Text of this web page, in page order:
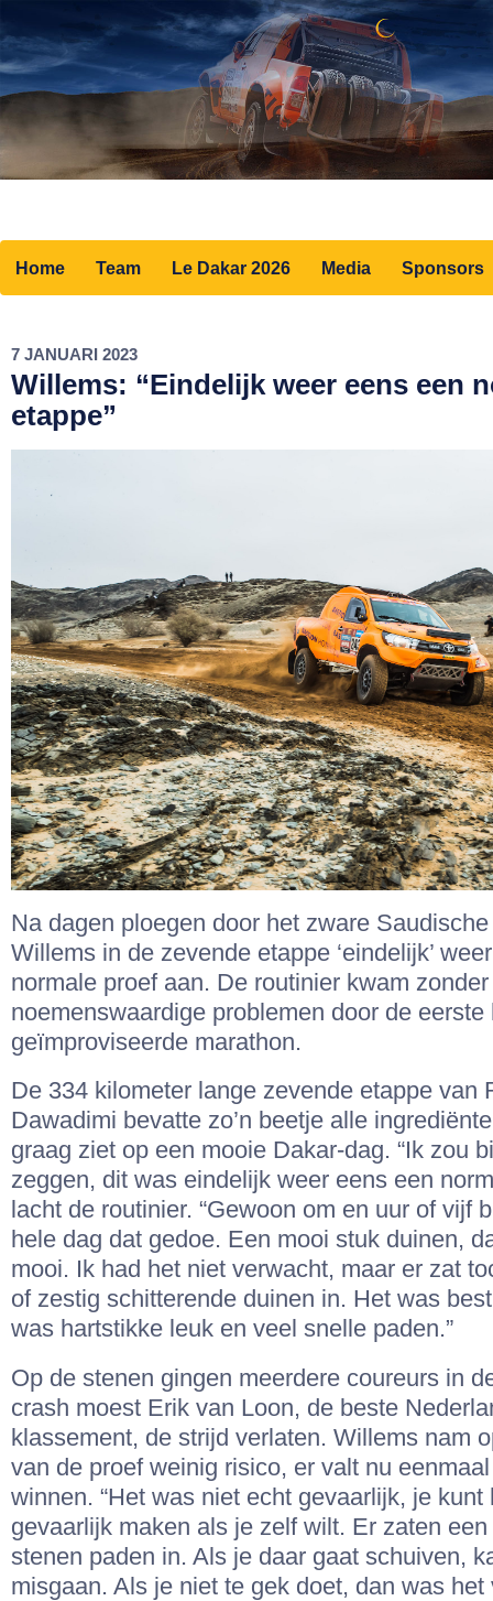
Home Team Le Dakar 2026 Media Sponsors
7 JANUARI 2023
Willems: “Eindelijk weer eens een
etappe”
Na dagen ploegen door het zware
Willems in de zevende etappe ‘eindelijk’
normale proef aan. De routinier kwam zonder
noemenswaardige problemen door de eerste
geïmproviseerde marathon.
De 334 kilometer lange zevende etappe van
Dawadimi bevatte zo’n beetje alle
graag ziet op een mooie Dakar-dag. “Ik zou
zeggen, dit was eindelijk weer eens een
lacht de routinier. “Gewoon om en uur of vijf
hele dag dat gedoe. Een mooi stuk duinen,
mooi. Ik had het niet verwacht, maar er zat
of zestig schitterende duinen in. Het was
was hartstikke leuk en veel snelle paden.”
Op de stenen gingen meerdere coureurs in
crash moest Erik van Loon, de beste
klassement, de strijd verlaten. Willems nam
van de proef weinig risico, er valt nu
winnen. “Het was niet echt gevaarlijk, je kunt
gevaarlijk maken als je zelf wilt. Er zaten
stenen paden in. Als je daar gaat schuiven,
misgaan. Als je niet te gek doet, dan was het